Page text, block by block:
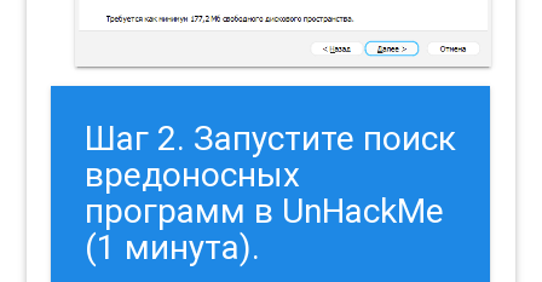
Шаг 2. Запустите поиск
вредоносных
программ в UnHackMe
(1 минута).